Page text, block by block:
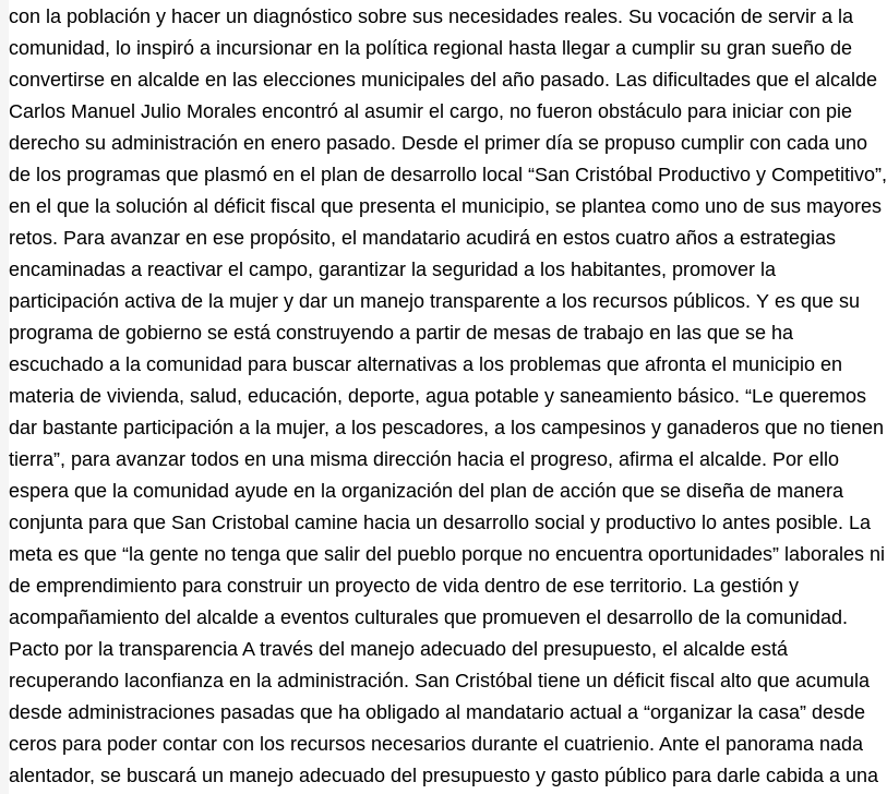
con la población y hacer un diagnóstico sobre sus necesidades reales. Su vocación de servir a la
comunidad, lo inspiró a incursionar en la política regional hasta llegar a cumplir su gran sueño de
convertirse en alcalde en las elecciones municipales del año pasado. Las dificultades que el alcalde
Carlos Manuel Julio Morales encontró al asumir el cargo, no fueron obstáculo para iniciar con pie
derecho su administración en enero pasado. Desde el primer día se propuso cumplir con cada uno
de los programas que plasmó en el plan de desarrollo local “San Cristóbal Productivo y Competitivo”,
en el que la solución al déficit fiscal que presenta el municipio, se plantea como uno de sus mayores
retos. Para avanzar en ese propósito, el mandatario acudirá en estos cuatro años a estrategias
encaminadas a reactivar el campo, garantizar la seguridad a los habitantes, promover la
participación activa de la mujer y dar un manejo transparente a los recursos públicos. Y es que su
programa de gobierno se está construyendo a partir de mesas de trabajo en las que se ha
escuchado a la comunidad para buscar alternativas a los problemas que afronta el municipio en
materia de vivienda, salud, educación, deporte, agua potable y saneamiento básico. “Le queremos
dar bastante participación a la mujer, a los pescadores, a los campesinos y ganaderos que no tienen
tierra”, para avanzar todos en una misma dirección hacia el progreso, afirma el alcalde. Por ello
espera que la comunidad ayude en la organización del plan de acción que se diseña de manera
conjunta para que San Cristobal camine hacia un desarrollo social y productivo lo antes posible. La
meta es que “la gente no tenga que salir del pueblo porque no encuentra oportunidades” laborales ni
de emprendimiento para construir un proyecto de vida dentro de ese territorio. La gestión y
acompañamiento del alcalde a eventos culturales que promueven el desarrollo de la comunidad.
Pacto por la transparencia A través del manejo adecuado del presupuesto, el alcalde está
recuperando laconfianza en la administración. San Cristóbal tiene un déficit fiscal alto que acumula
desde administraciones pasadas que ha obligado al mandatario actual a “organizar la casa” desde
ceros para poder contar con los recursos necesarios durante el cuatrienio. Ante el panorama nada
alentador, se buscará un manejo adecuado del presupuesto y gasto público para darle cabida a una